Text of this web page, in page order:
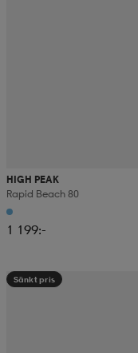
HIGH PEAK
Rapid Beach 80
1 199:-
Sänkt pris